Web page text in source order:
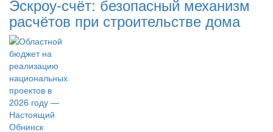
Эскроу-счёт: безопасный механизм
расчётов при строительстве дома